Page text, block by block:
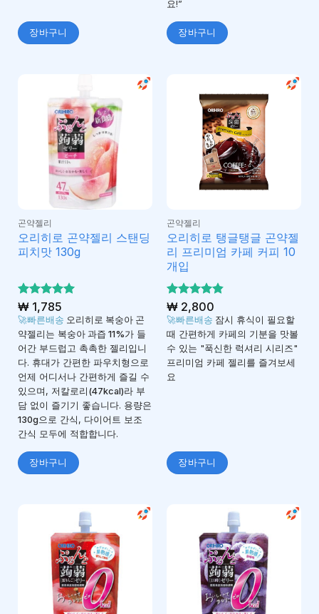
장바구니
요!”
장바구니
곤약젤리
오리히로 곤약젤리 스탠딩
피치맛 130g
5 중에서
5로 평가
됨
₩1,785
🚀빠른배송 오리히로 복숭아 곤
약젤리 는 복숭아 과즙 11%가 들
어간 부드럽고 촉촉한 젤리입니
다. 휴대가 간편한 파우치형 으로
언제 어디서나 간편하게 즐길 수
있으며, 저칼로리(47kcal)라 부
담 없이 즐기기 좋습니다. 용량은
130g으로 간식, 다이어트 보조
간식 모두에 적합합니다.
장바구니
곤약젤리
오리히로 탱글탱글 곤약젤
리 프리미엄 카페 커피 10
개입
5 중에서
4.84로 평
가됨
₩2,800
🚀빠른배송 잠시 휴식이 필요할
때 간편하게 카페의 기분을 맛볼
수 있는 "푹신한 럭셔리 시리즈"
프리미엄 카페 젤리를 즐겨보세
요
장바구니